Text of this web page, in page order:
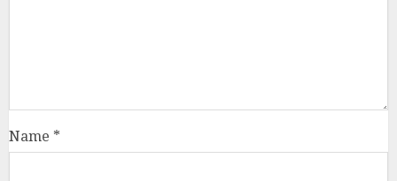
Name *